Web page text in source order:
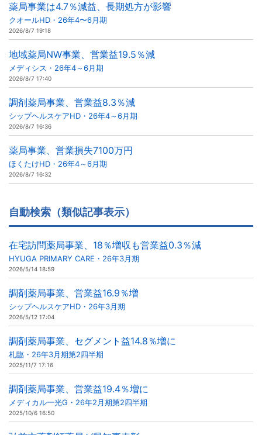
薬局事業は4.7％減益、長期処方が影響
クオールHD・26年4〜6月期
2026/8/7 19:18
地域薬局NW事業、営業益19.5％減
メディシス・26年4～6月期
2026/8/7 17:40
調剤薬局事業、営業益8.3％減
シップヘルスケアHD・26年4～6月期
2026/8/7 16:36
薬局事業、営業損失7100万円
ほくたけHD・26年4～6月期
2026/8/7 16:32
自動検索（類似記事表示）
在宅訪問薬局事業、18％増収も営業益0.3％減
HYUGA PRIMARY CARE・26年3月期
2026/5/14 18:59
調剤薬局事業、営業益16.9％増
シップヘルスケアHD・26年3月期
2026/5/12 17:04
調剤薬局事業、セグメント益14.8％増に
札臨・26年3月期第2四半期
2025/11/7 17:16
調剤薬局事業、営業益19.4％増に
メディカル一光G・26年2月期第2四半期
2025/10/6 16:50